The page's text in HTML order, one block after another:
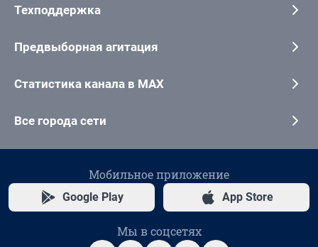
Техподдержка
Предвыборная агитация
Статистика канала в MAX
Все города сети
Мобильное приложение
Google Play App Store
Мы в соцсетях